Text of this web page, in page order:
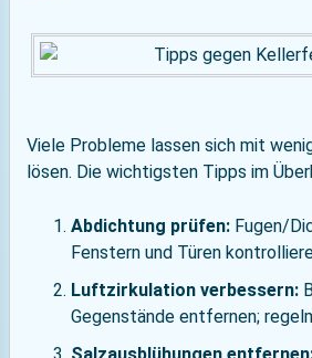
Viele Probleme lassen sich mit
lösen. Die wichtigsten Tipps im
Abdichtung prüfen: Fugen/
Fenstern und Türen
Luftzirkulation verbessern:
Gegenstände entfernen;
Salzausblühungen